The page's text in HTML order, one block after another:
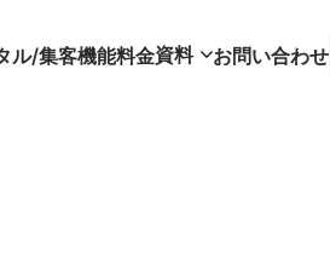
ル/集客機能料金資料 お問い合わせ